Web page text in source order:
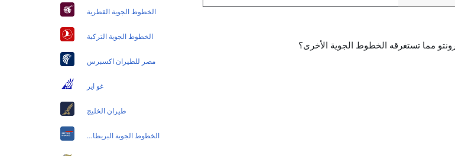
الخطوط الجوية القطرية
الخطوط الجوية التركية
مصر للطيران اكسبرس
غو اير
طيران الخليج
الخطوط الجوية البريطانية